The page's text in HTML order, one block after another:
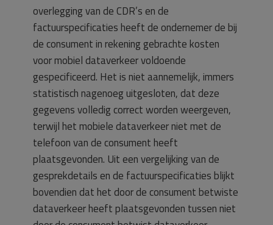
overlegging van de CDR’s en de
factuurspecificaties heeft de ondernemer de bij
de consument in rekening gebrachte kosten
voor mobiel dataverkeer voldoende
gespecificeerd. Het is niet aannemelijk, immers
statistisch nagenoeg uitgesloten, dat deze
gegevens volledig correct worden weergeven,
terwijl het mobiele dataverkeer niet met de
telefoon van de consument heeft
plaatsgevonden. Uit een vergelijking van de
gesprekdetails en de factuurspecificaties blijkt
bovendien dat het door de consument betwiste
dataverkeer heeft plaatsgevonden tussen niet